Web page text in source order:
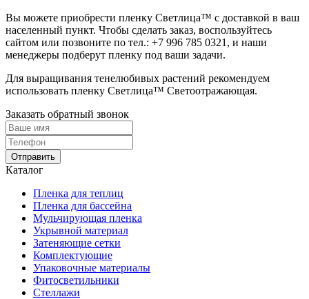
Вы можете приобрести пленку Светлица™ с доставкой в ваш
населенный пункт. Чтобы сделать заказ, воспользуйтесь
сайтом или позвоните по тел.: +7 996 785 0321 , и наши
менеджеры подберут пленку под ваши задачи.
Для выращивания тенелюбивых растений рекомендуем
использовать пленку Светлица™ Светоотражающая.
Заказать обратный звонок
Отправить
Каталог
Пленка для теплиц
Пленка для бассейна
Мульчирующая пленка
Укрывной материал
Затеняющие сетки
Комплектующие
Упаковочные материалы
Фитосветильники
Стеллажи